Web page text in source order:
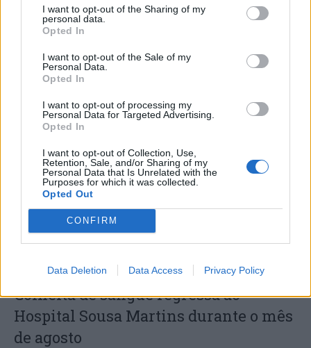
I want to opt-out of the Sharing of my
personal data.
Opted In
I want to opt-out of the Sale of my
Personal Data.
Opted In
I want to opt-out of processing my
Personal Data for Targeted Advertising.
Opted In
I want to opt-out of Collection, Use,
Retention, Sale, and/or Sharing of my
Personal Data that Is Unrelated with the
Purposes for which it was collected.
Opted Out
CONFIRM
Data Deletion Data Access Privacy Policy
Capacita Jovem de Poiares aproxima
jovens ao mundo do trabalho
Colheita de sangue regressa ao
Hospital Sousa Martins durante o mês
de agosto